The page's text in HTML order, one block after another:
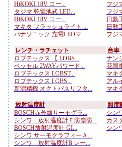
HiKOKI 18V コー...
タジマ 乾電池式 LED...
HiKOKI 18V コー...
マキタ フラッシュライト ...
パナソニック 充電LEDマ...
フジ
フジ
日動
日動
フジ
レンチ・ラチェット
ロブテックス 【 LOBS...
ベッセル 2WAYパワード...
ロブテックス LOBST...
ロブテックス LOBS...
新潟精機 オクトパスリフタ...
台車
ナン
花岡
マキ
アル
マキ
放射温度計
BOSCH赤外線サーモグラ...
シンワ 放射温度計Ｅ防塵防...
BOSCH放射温度計 GI...
シンワ サーモグラフィーＡ...
シンワ 放射温度計B レー...
照度
シン
カス
シン